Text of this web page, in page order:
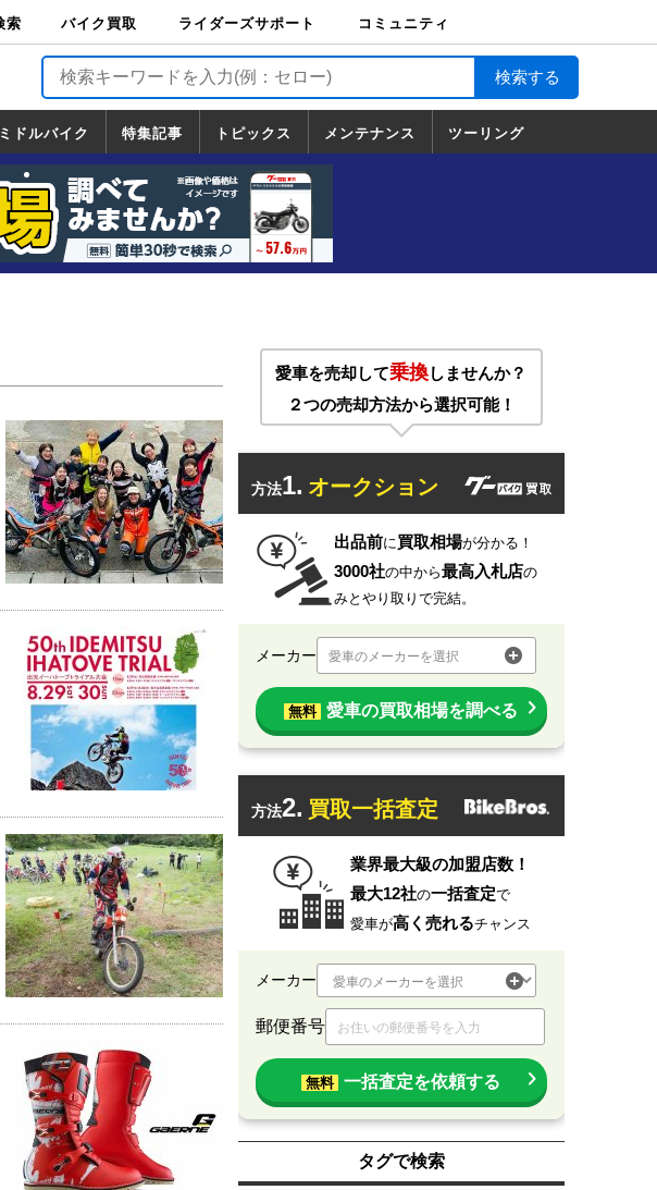
索 バイク買取
バイク買取
ライダーズサポート
ライダーズサポート
TOP
バイク輸送
バイクガレージライ
フ
バイク車両保険
ロードサービス
バイク試乗
コミュニティ
ドルバイク
ミドルバイク
キ
特集記事 トピックス
トピックス
一覧
ホンダ
ヤマハ
スズキ
カワサキ
ハーレーダ
ビッドソン
BMW
ドゥカティ
トライアン
フ
メンテナンス ツーリング
局
愛車を売却して乗換しませんか？
２つの売却方法から選択可能！
方法1. オークション
出品前に買取相場が分かる！
3000社の中から最高入札店の
みとやり取りで完結。
メーカー 愛車のメーカーを選択
無料 愛車の買取相場を調べる
方法2. 買取一括査定
業界最大級の加盟店数！
最大12社の一括査定で
愛車が高く売れるチャンス
メーカー
郵便番号
無料 一括査定を依頼する
タグで検索